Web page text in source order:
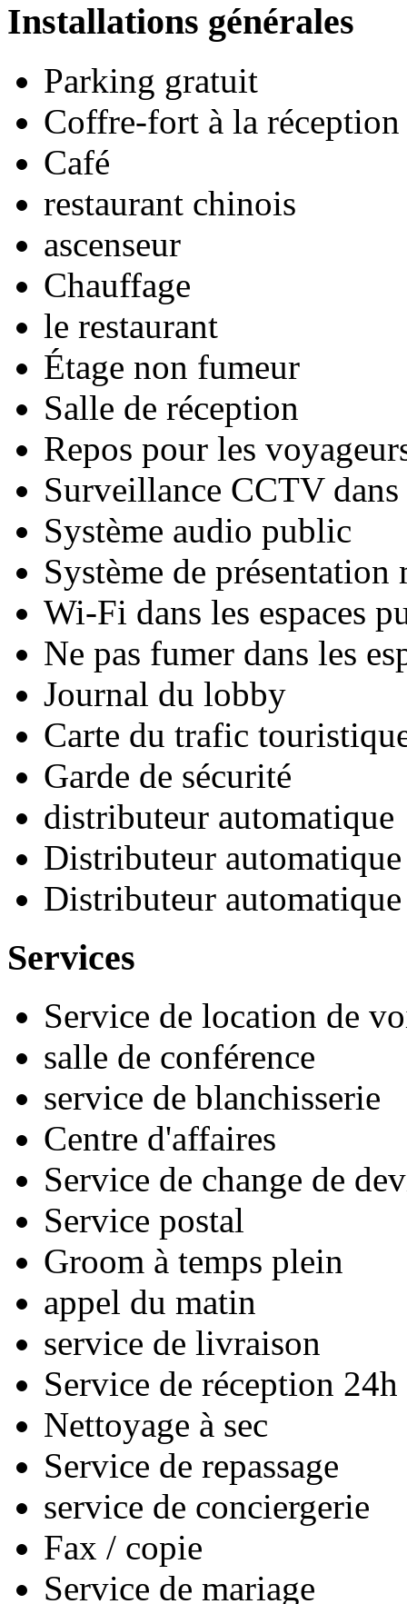
Installations générales
Parking gratuit
Coffre-fort à la réception
Café
restaurant chinois
ascenseur
Chauffage
le restaurant
Étage non fumeur
Salle de réception
Repos pour les
Surveillance CCTV dans
Système audio public
Système de
Wi-Fi dans les espaces
Ne pas fumer dans les
Journal du lobby
Carte du trafic
Garde de sécurité
distributeur automatique
Distributeur
Distributeur
Services
Service de location de
salle de conférence
service de blanchisserie
Centre d'affaires
Service de change de
Service postal
Groom à temps plein
appel du matin
service de livraison
Service de réception
Nettoyage à sec
Service de repassage
service de conciergerie
Fax / copie
Service de mariage